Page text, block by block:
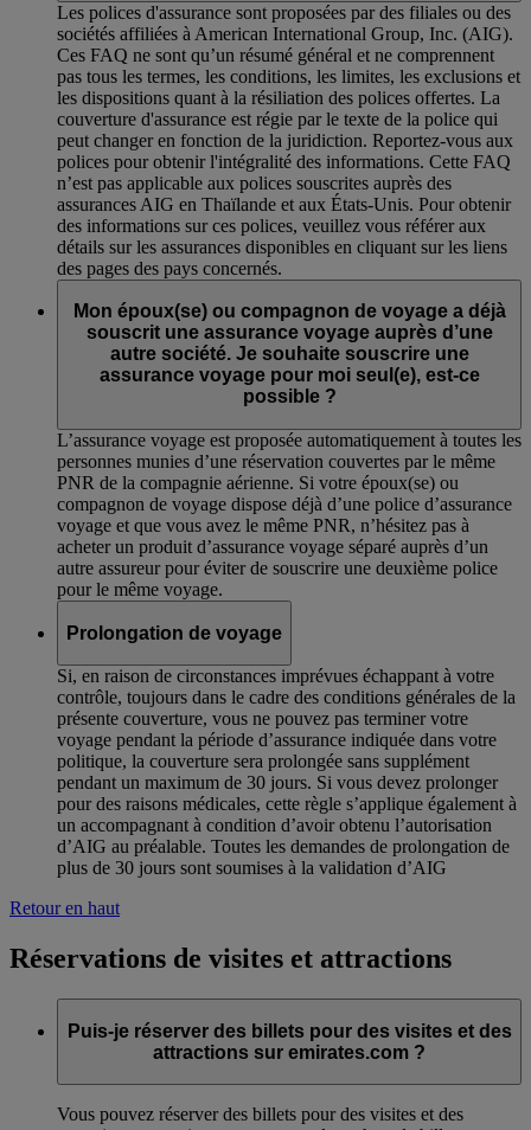
Les polices d'assurance sont proposées par des filiales ou des
sociétés affiliées à American International Group, Inc. (AIG).
Ces FAQ ne sont qu’un résumé général et ne comprennent
pas tous les termes, les conditions, les limites, les exclusions et
les dispositions quant à la résiliation des polices offertes. La
couverture d'assurance est régie par le texte de la police qui
peut changer en fonction de la juridiction. Reportez-vous aux
polices pour obtenir l'intégralité des informations. Cette FAQ
n’est pas applicable aux polices souscrites auprès des
assurances AIG en Thaïlande et aux États-Unis. Pour obtenir
des informations sur ces polices, veuillez vous référer aux
détails sur les assurances disponibles en cliquant sur les liens
des pages des pays concernés.
Mon époux(se) ou compagnon de voyage a déjà
souscrit une assurance voyage auprès d’une
autre société. Je souhaite souscrire une
assurance voyage pour moi seul(e), est-ce
possible ?
L’assurance voyage est proposée automatiquement à toutes les
personnes munies d’une réservation couvertes par le même
PNR de la compagnie aérienne. Si votre époux(se) ou
compagnon de voyage dispose déjà d’une police d’assurance
voyage et que vous avez le même PNR, n’hésitez pas à
acheter un produit d’assurance voyage séparé auprès d’un
autre assureur pour éviter de souscrire une deuxième police
pour le même voyage.
Prolongation de voyage
Si, en raison de circonstances imprévues échappant à votre
contrôle, toujours dans le cadre des conditions générales de la
présente couverture, vous ne pouvez pas terminer votre
voyage pendant la période d’assurance indiquée dans votre
politique, la couverture sera prolongée sans supplément
pendant un maximum de 30 jours. Si vous devez prolonger
pour des raisons médicales, cette règle s’applique également à
un accompagnant à condition d’avoir obtenu l’autorisation
d’AIG au préalable. Toutes les demandes de prolongation de
plus de 30 jours sont soumises à la validation d’AIG
Retour en haut
Réservations de visites et attractions
Puis-je réserver des billets pour des visites et des
attractions sur emirates.com ?
Vous pouvez réserver des billets pour des visites et des